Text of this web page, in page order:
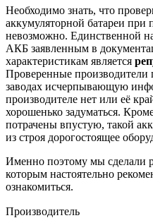
Необходимо знать, что
аккумуляторной батареи при
невозможно. Единственной
АКБ заявленным в
характеристикам является
Проверенные производители
заводах исчерпывающую
производителе нет или её
хорошенько задуматься.
потрачены впустую, такой
из строя дорогостоящее
Именно поэтому мы сделали
которым настоятельно
ознакомиться.
Производитель